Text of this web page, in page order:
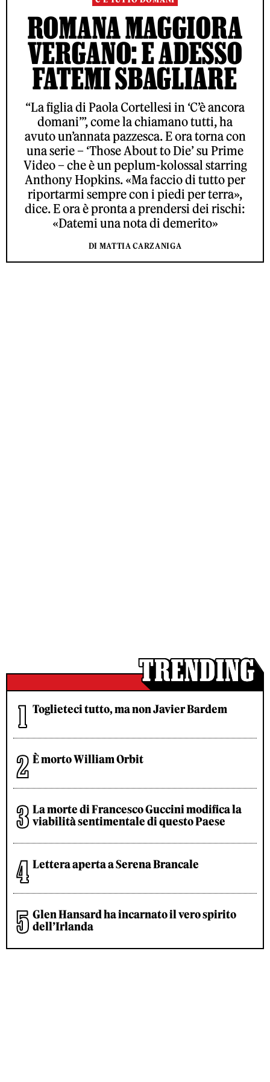
ROMANA MAGGIORA
VERGANO: E ADESSO
FATEMI SBAGLIARE
“La figlia di Paola Cortellesi in ‘C’è ancora
domani’”, come la chiamano tutti, ha
avuto un’annata pazzesca. E ora torna con
una serie – ‘Those About to Die’ su Prime
Video – che è un peplum-kolossal starring
Anthony Hopkins. «Ma faccio di tutto per
riportarmi sempre con i piedi per terra»,
dice. E ora è pronta a prendersi dei rischi:
«Datemi una nota di demerito»
DI MATTIA CARZANIGA
Toglieteci tutto, ma non Javier Bardem
È morto William Orbit
La morte di Francesco Guccini modifica la
viabilità sentimentale di questo Paese
Lettera aperta a Serena Brancale
Glen Hansard ha incarnato il vero spirito
dell’Irlanda